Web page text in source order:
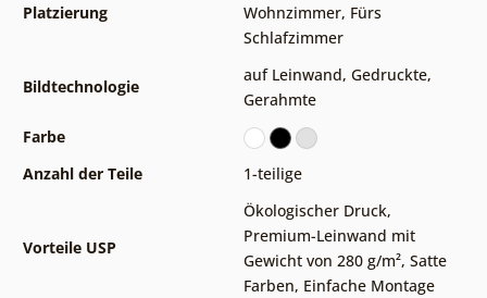
Platzierung
Wohnzimmer, Fürs
Schlafzimmer
Bildtechnologie
auf Leinwand, Gedruckte,
Gerahmte
Farbe
Anzahl der Teile
1-teilige
Vorteile USP
Ökologischer Druck,
Premium-Leinwand mit
Gewicht von 280 g/m², Satte
Farben, Einfache Montage